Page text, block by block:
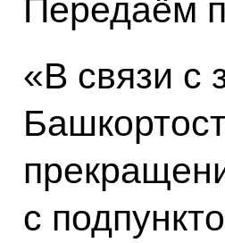
Передаём
«В связи с
с